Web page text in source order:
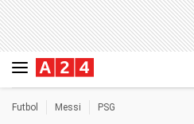
Futbol Messi PSG